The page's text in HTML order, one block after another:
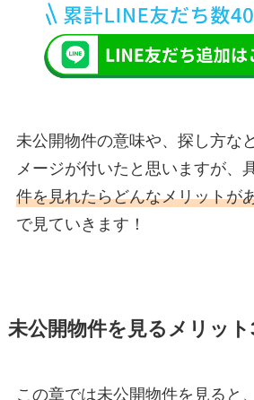
未公開物件の意味や、探し方な
メージが付いたと思いますが、
件を見れたらどんなメリットが
で見ていきます！
未公開物件を見るメリット
この章では未公開物件を見ると